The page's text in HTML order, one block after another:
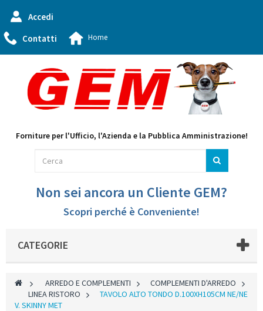
Accedi
Contatti
Home
Forniture per l'Ufficio, l'Azienda e la Pubblica Amministrazione!
Non sei ancora un Cliente GEM?
Scopri perché è Conveniente!
CATEGORIE
> ARREDO E COMPLEMENTI >
COMPLEMENTI D'ARREDO
LINEA RISTORO >
TAVOLO ALTO TONDO D.100XH105CM NE/NE
V. SKINNY MET